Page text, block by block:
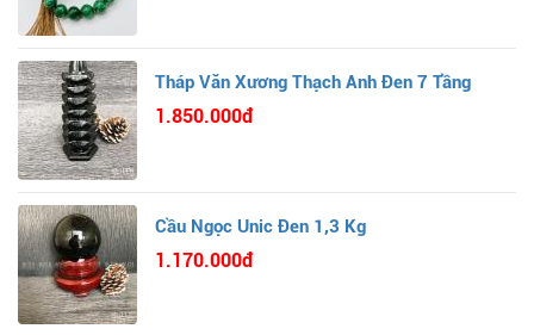
Tháp Văn Xương Thạch Anh Đen 7 Tầng
1.850.000đ
Cầu Ngọc Unic Đen 1,3 Kg
1.170.000đ